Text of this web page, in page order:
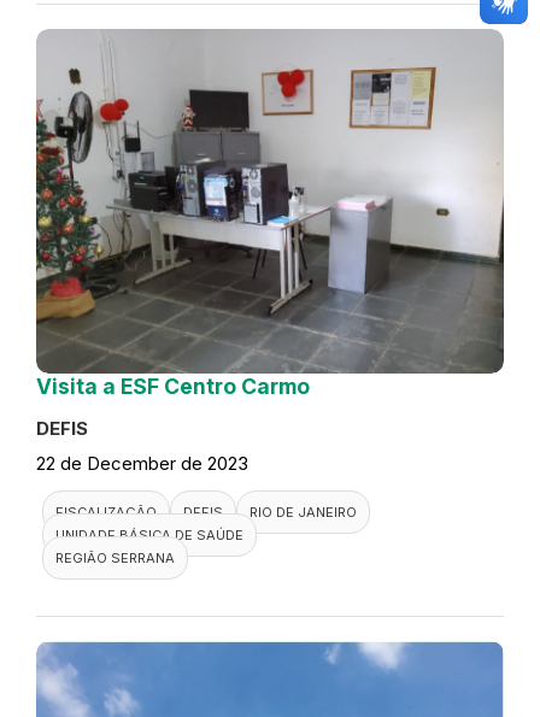
Visita a ESF Centro Carmo
DEFIS
22 de December de 2023
FISCALIZAÇÃO DEFIS
RIO DE JANEIRO
UNIDADE BÁSICA DE SAÚDE
REGIÃO SERRANA